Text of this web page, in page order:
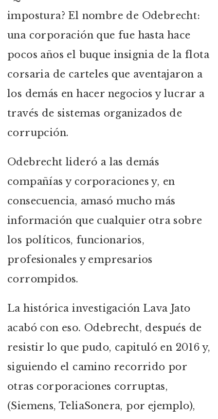
impostura? El nombre de Odebrecht:
una corporación que fue hasta hace
pocos años el buque insignia de la flota
corsaria de carteles que aventajaron a
los demás en hacer negocios y lucrar a
través de sistemas organizados de
corrupción.
Odebrecht lideró a las demás
compañías y corporaciones y, en
consecuencia, amasó mucho más
información que cualquier otra sobre
los políticos, funcionarios,
profesionales y empresarios
corrompidos.
La histórica investigación Lava Jato
acabó con eso. Odebrecht, después de
resistir lo que pudo, capituló en 2016 y,
siguiendo el camino recorrido por
otras corporaciones corruptas,
(Siemens, TeliaSonera, por ejemplo),